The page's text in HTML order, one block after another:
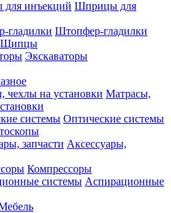
Шприцы для
Штопфер-гладилки
Щипцы
Экскаваторы
Матрасы,
Оптические системы
Аксессуары,
Компрессоры
Аспирационные